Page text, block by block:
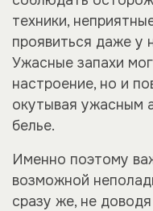
техники,
проявиться даже у
Ужасные запахи
настроение, но и
окутывая ужасным
белье.
Именно поэтому
возможной
сразу же, не